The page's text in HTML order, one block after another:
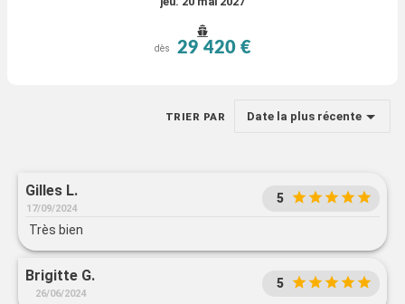
dès 29 420 €
TRIER PAR Date la plus récente
Gilles L.
17/09/2024
5
Très bien
Brigitte G.
26/06/2024
5